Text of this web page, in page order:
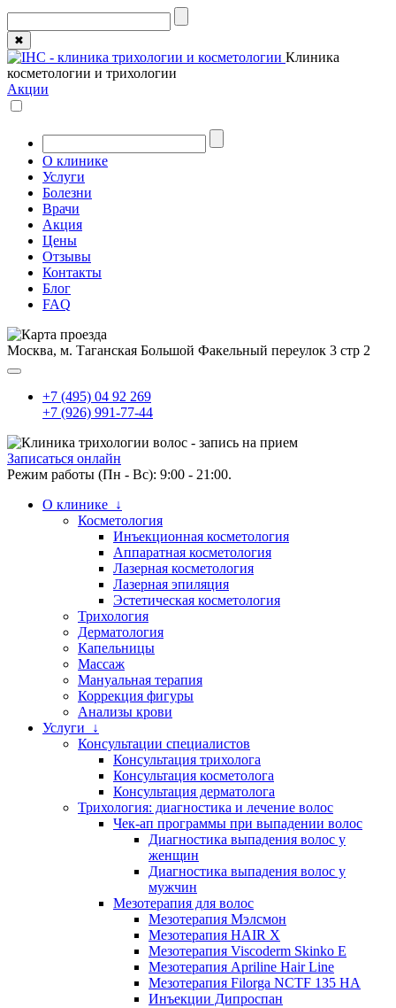
✖
Клиника
косметологии и трихологии
Акции
О клинике
Услуги
Болезни
Врачи
Акция
Цены
Отзывы
Контакты
Блог
FAQ
Москва, м. Таганская Большой Факельный переулок 3 стр 2
+7 (495) 04 92 269
+7 (926) 991-77-44
Записаться онлайн
Режим работы (Пн - Вс): 9:00 - 21:00.
О клинике ↓
Косметология
Инъекционная косметология
Аппаратная косметология
Лазерная косметология
Лазерная эпиляция
Эстетическая косметология
Трихология
Дерматология
Капельницы
Массаж
Мануальная терапия
Коррекция фигуры
Анализы крови
Услуги ↓
Консультации специалистов
Консультация трихолога
Консультация косметолога
Консультация дерматолога
Трихология: диагностика и лечение волос
Чек-ап программы при выпадении волос
Диагностика выпадения волос у
женщин
Диагностика выпадения волос у
мужчин
Мезотерапия для волос
Мезотерапия Мэлсмон
Мезотерапия HAIR X
Мезотерапия Viscoderm Skinko E
Мезотерапия Apriline Hair Line
Мезотерапия Filorga NCTF 135 HA
Инъекции Дипроспан